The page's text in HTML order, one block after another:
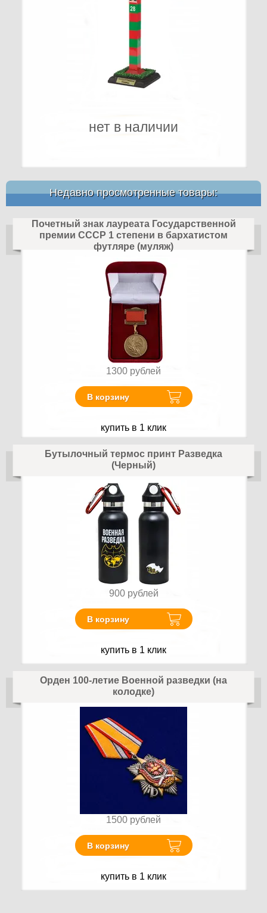
нет в наличии
Недавно просмотренные товары:
Почетный знак лауреата Государственной
премии СССР 1 степени в бархатистом
футляре (муляж)
1300 рублей
В корзину
купить в 1 клик
Бутылочный термос принт Разведка
(Черный)
900 рублей
В корзину
купить в 1 клик
Орден 100-летие Военной разведки (на
колодке)
1500 рублей
В корзину
купить в 1 клик